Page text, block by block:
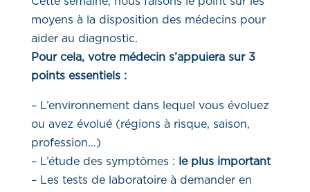
moyens à la disposition des médecins pour
aider au diagnostic.
Pour cela, votre médecin s’appuiera sur 3
points essentiels :
– L’environnement dans lequel vous évoluez
ou avez évolué (régions à risque, saison,
profession…)
– L’étude des symptômes :
le plus important
– Les tests de laboratoire à demander en